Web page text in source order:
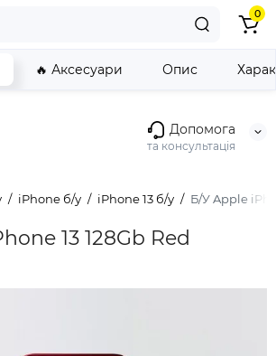
Допомога
та консультація
0
iPhone б/у iPhone 13 б/у Б/У Apple
13 128Gb Red
🔥 Аксесуари Опис